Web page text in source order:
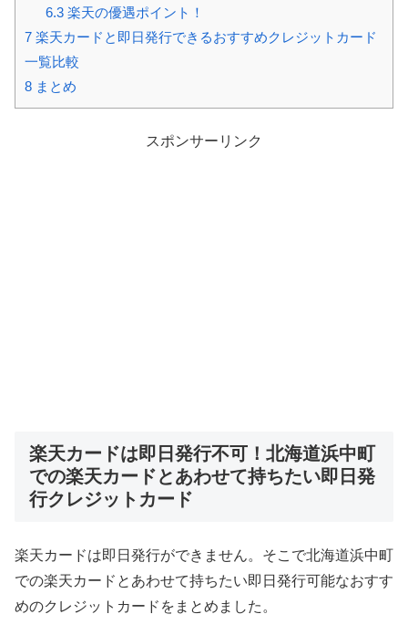
6.3楽天の優遇ポイント！
7 楽天カードと即日発行できるおすすめクレジットカード
一覧比較
8 まとめ
スポンサーリンク
楽天カードは即日発行不可！北海道浜中町
での楽天カードとあわせて持ちたい即日発
行クレジットカード
楽天カードは即日発行ができません。そこで北海道浜中町
での楽天カードとあわせて持ちたい即日発行可能なおすす
めのクレジットカードをまとめました。